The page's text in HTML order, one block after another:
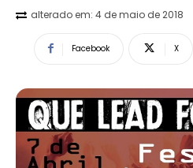
alterado em: 4 de maio de 2018
Facebook X